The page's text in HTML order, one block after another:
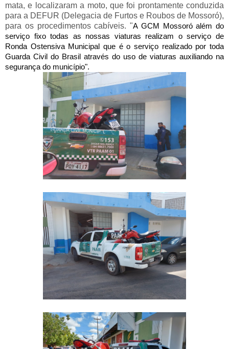
mata, e localizaram a moto, que foi prontamente conduzida
para a DEFUR (Delegacia de Furtos e Roubos de Mossoró),
para os procedimentos cabíveis. "A GCM Mossoró além do
serviço fixo todas as nossas viaturas realizam o serviço de
Ronda Ostensiva Municipal que é o serviço realizado por toda
Guarda Civil do Brasil através do uso de viaturas auxiliando na
segurança do município".